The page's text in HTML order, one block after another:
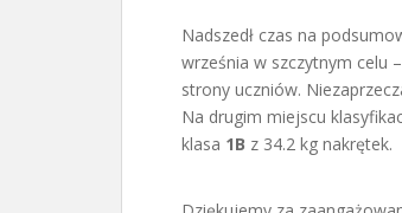
Nadszedł czas na
września w szczytnym celu
strony uczniów.
Na drugim miejscu
klasa 1B z 34.2 kg nakrętek.